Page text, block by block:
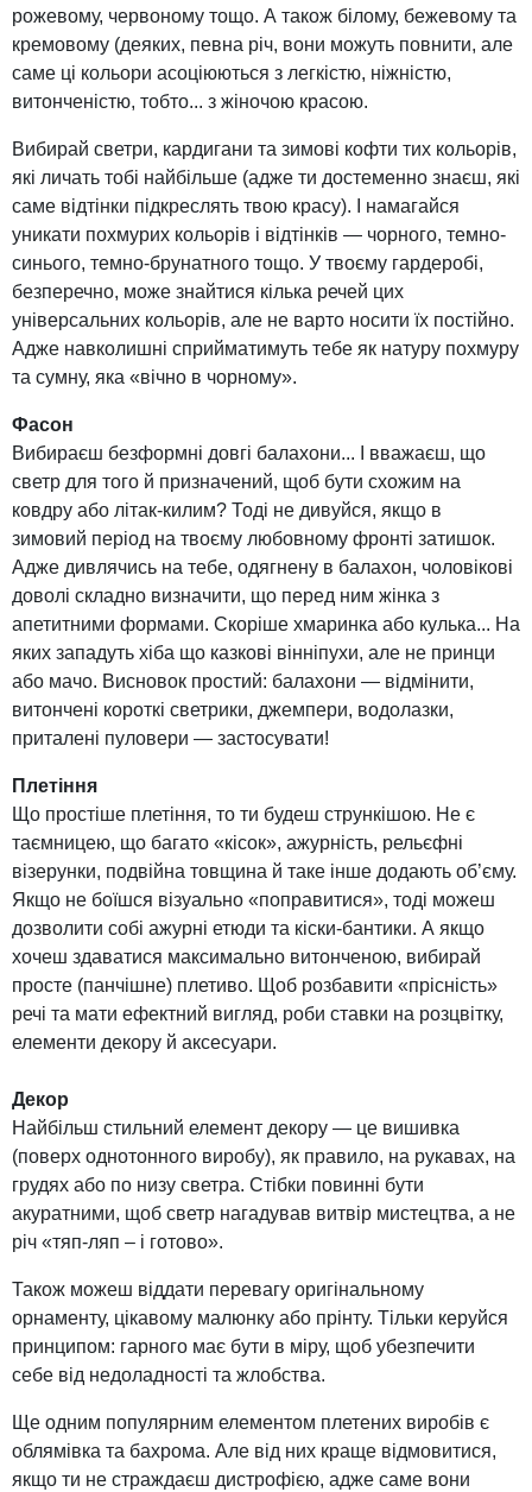
рожевому, червоному тощо. А також білому, бежевому та
кремовому (деяких, певна річ, вони можуть повнити, але
саме ці кольори асоціюються з легкістю, ніжністю,
витонченістю, тобто... з жіночою красою.
Вибирай светри, кардигани та зимові кофти тих кольорів,
які личать тобі найбільше (адже ти достеменно знаєш, які
саме відтінки підкреслять твою красу). І намагайся
уникати похмурих кольорів і відтінків — чорного, темно-
синього, темно-брунатного тощо. У твоєму гардеробі,
безперечно, може знайтися кілька речей цих
універсальних кольорів, але не варто носити їх постійно.
Адже навколишні сприйматимуть тебе як натуру похмуру
та сумну, яка «вічно в чорному».
Фасон
Вибираєш безформні довгі балахони... І вважаєш, що
светр для того й призначений, щоб бути схожим на
ковдру або літак-килим? Тоді не дивуйся, якщо в
зимовий період на твоєму любовному фронті затишок.
Адже дивлячись на тебе, одягнену в балахон, чоловікові
доволі складно визначити, що перед ним жінка з
апетитними формами. Скоріше хмаринка або кулька... На
яких западуть хіба що казкові вінніпухи, але не принци
або мачо. Висновок простий: балахони — відмінити,
витончені короткі светрики, джемпери, водолазки,
приталені пуловери — застосувати!
Плетіння
Що простіше плетіння, то ти будеш стрункішою. Не є
таємницею, що багато «кісок», ажурність, рельєфні
візерунки, подвійна товщина й таке інше додають об’єму.
Якщо не боїшся візуально «поправитися», тоді можеш
дозволити собі ажурні етюди та кіски-бантики. А якщо
хочеш здаватися максимально витонченою, вибирай
просте (панчішне) плетиво. Щоб розбавити «прісність»
речі та мати ефектний вигляд, роби ставки на розцвітку,
елементи декору й аксесуари.
Декор
Найбільш стильний елемент декору — це вишивка
(поверх однотонного виробу), як правило, на рукавах, на
грудях або по низу светра. Стібки повинні бути
акуратними, щоб светр нагадував витвір мистецтва, а не
річ «тяп-ляп – і готово».
Також можеш віддати перевагу оригінальному
орнаменту, цікавому малюнку або прінту. Тільки керуйся
принципом: гарного має бути в міру, щоб убезпечити
себе від недоладності та жлобства.
Ще одним популярним елементом плетених виробів є
облямівка та бахрома. Але від них краще відмовитися,
якщо ти не страждаєш дистрофією, адже саме вони